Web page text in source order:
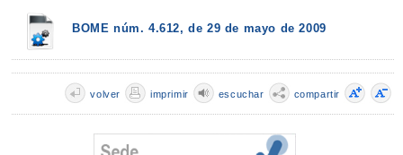
BOME núm. 4.612, de 29 de mayo de 2009
compartir
escuchar
imprimir
volver